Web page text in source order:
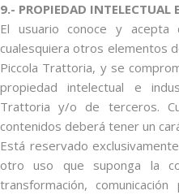
9.- PROPIEDAD INTELECTUAL
El usuario conoce y
cualesquiera otros elementos
Piccola Trattoria, y se
propiedad intelectual e
Trattoria y/o de terceros.
contenidos deberá tener un
Está reservado
otro uso que suponga la
transformación,